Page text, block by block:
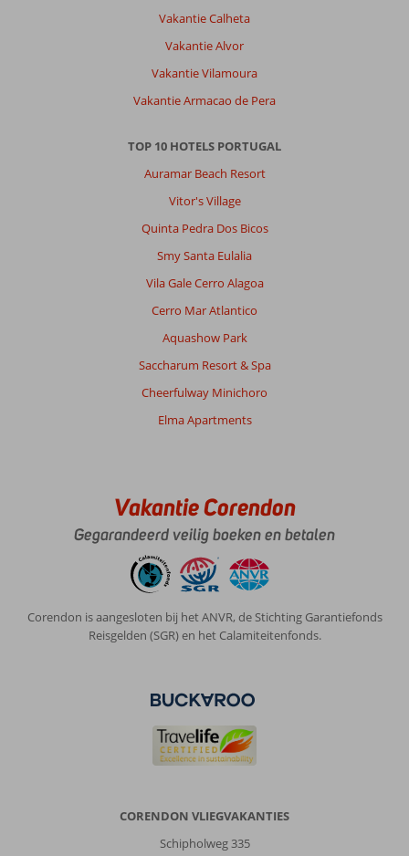
Vakantie Calheta
Vakantie Alvor
Vakantie Vilamoura
Vakantie Armacao de Pera
TOP 10 HOTELS PORTUGAL
Auramar Beach Resort
Vitor's Village
Quinta Pedra Dos Bicos
Smy Santa Eulalia
Vila Gale Cerro Alagoa
Cerro Mar Atlantico
Aquashow Park
Saccharum Resort & Spa
Cheerfulway Minichoro
Elma Apartments
Vakantie Corendon
Gegarandeerd veilig boeken en betalen
Corendon is aangesloten bij het ANVR, de Stichting Garantiefonds
Reisgelden (SGR) en het Calamiteitenfonds.
CORENDON VLIEGVAKANTIES
Schipholweg 335